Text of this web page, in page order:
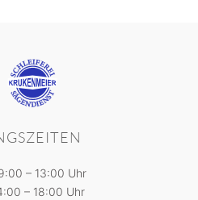
– 13:00 Uhr
18:00 Uhr